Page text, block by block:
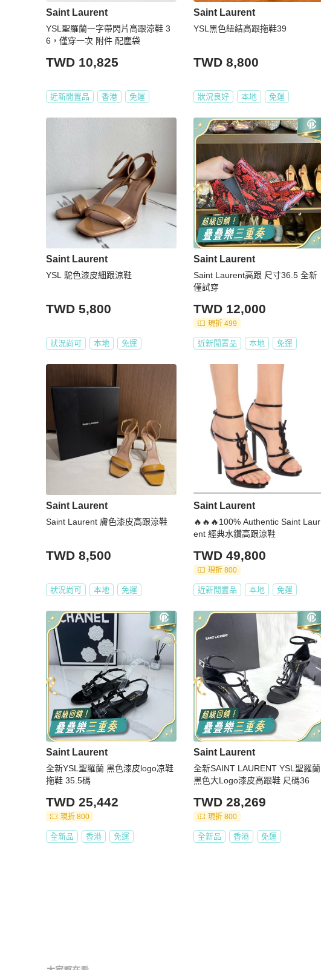
Saint Laurent
YSL聖羅蘭一字帶閃片高跟涼鞋 3
6，僅穿一次 附件 配塵袋
TWD 10,825
近新閒置品 香港 免運
Saint Laurent
YSL黑色紐結高跟拖鞋39
TWD 8,800
狀況良好 本地 免運
Saint Laurent
YSL 駝色漆皮細跟涼鞋
TWD 5,800
狀況尚可 本地 免運
Saint Laurent
Saint Laurent高跟 尺寸36.5 全新
僅試穿
TWD 12,000
現折 499
近新閒置品 本地 免運
Saint Laurent
Saint Laurent 膚色漆皮高跟涼鞋
TWD 8,500
狀況尚可 本地 免運
Saint Laurent
🔥🔥🔥100% Authentic Saint Laur
ent 經典水鑽高跟涼鞋
TWD 49,800
現折 800
近新閒置品 本地 免運
Saint Laurent
全新YSL聖羅蘭 黑色漆皮logo凉鞋
拖鞋 35.5碼
TWD 25,442
現折 800
全新品 香港 免運
Saint Laurent
全新SAINT LAURENT YSL聖羅蘭
黑色大Logo漆皮高跟鞋 尺碼36
TWD 28,269
現折 800
全新品 香港 免運